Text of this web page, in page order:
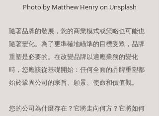
Photo by Matthew Henry on Unsplash
隨著品牌的發展，您的商業模式或策略也可能也
隨著變化。為了更準確地瞄準的目標受眾，品牌
重塑是必要的。在改變品牌以適應業務的變化
時，您應該從基礎開始：任何全面的品牌重塑都
始於鞏固公司的宗旨、願景、使命和價值觀。
您的公司為什麼存在？它將走向何方？它將如何